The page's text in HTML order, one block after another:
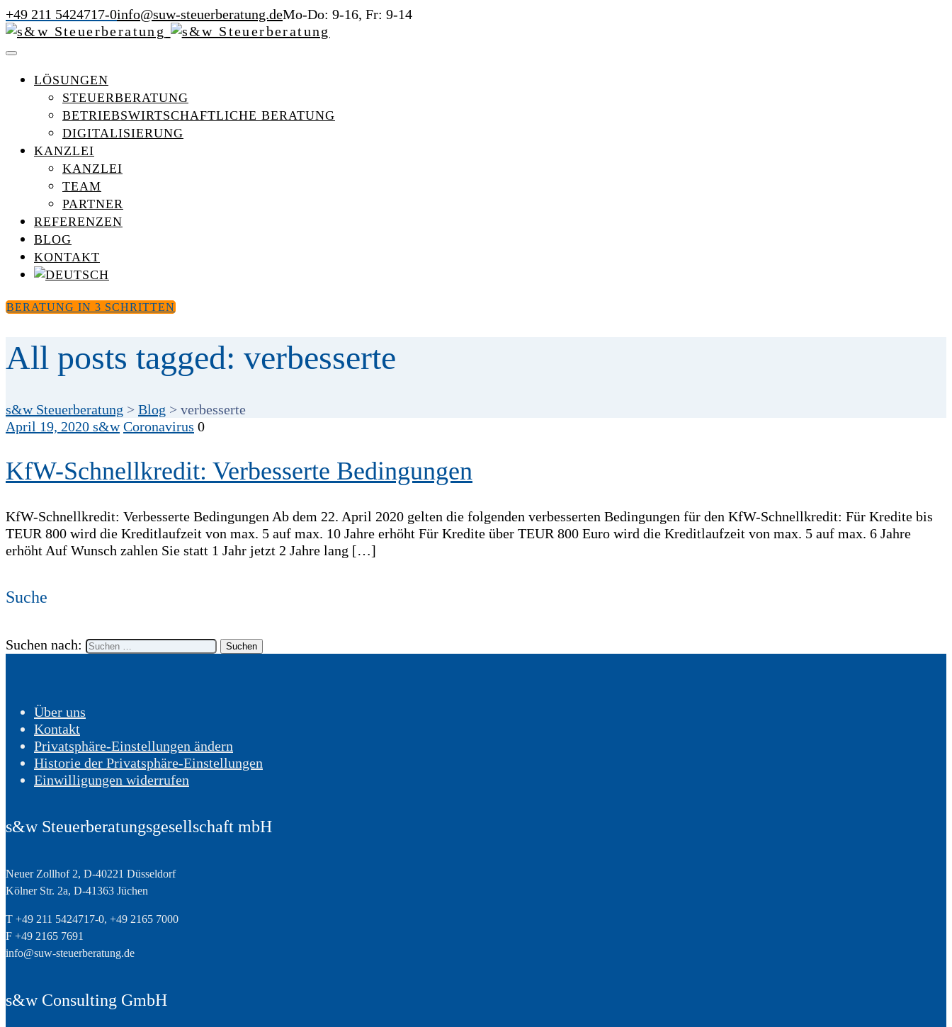
+49 211 5424717-0info@suw-steuerberatung.deMo-Do: 9-16, Fr: 9-14
LÖSUNGEN
STEUERBERATUNG
BETRIEBSWIRTSCHAFTLICHE BERATUNG
DIGITALISIERUNG
KANZLEI
KANZLEI
TEAM
PARTNER
REFERENZEN
BLOG
KONTAKT
BERATUNG IN 3 SCHRITTEN
All posts tagged: verbesserte
s&w Steuerberatung > Blog > verbesserte
April 19, 2020 s&w Coronavirus 0
KfW-Schnellkredit: Verbesserte Bedingungen
KfW-Schnellkredit: Verbesserte Bedingungen Ab dem 22. April 2020 gelten die folgenden verbesserten Bedingungen für den KfW-Schnellkredit: Für Kredite bis
TEUR 800 wird die Kreditlaufzeit von max. 5 auf max. 10 Jahre erhöht Für Kredite über TEUR 800 Euro wird die Kreditlaufzeit von max. 5 auf max. 6 Jahre
erhöht Auf Wunsch zahlen Sie statt 1 Jahr jetzt 2 Jahre lang […]
Suche
Suchen nach:
Über uns
Kontakt
Privatsphäre-Einstellungen ändern
Historie der Privatsphäre-Einstellungen
Einwilligungen widerrufen
s&w Steuerberatungsgesellschaft mbH
Neuer Zollhof 2, D-40221 Düsseldorf
Kölner Str. 2a, D-41363 Jüchen
T +49 211 5424717-0, +49 2165 7000
F +49 2165 7691
info@suw-steuerberatung.de
s&w Consulting GmbH